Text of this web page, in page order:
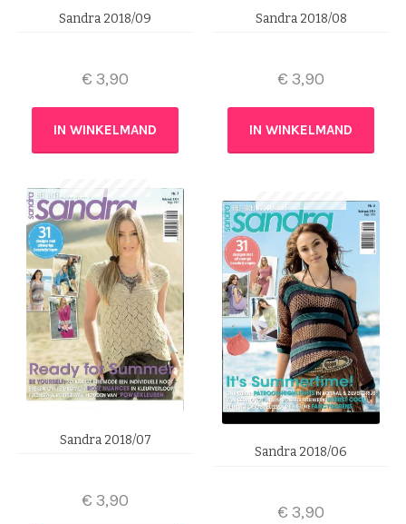
Sandra 2018/09
€ 3,90
IN WINKELMAND
Sandra 2018/08
€ 3,90
IN WINKELMAND
Sandra 2018/07
€ 3,90
Sandra 2018/06
€ 3,90